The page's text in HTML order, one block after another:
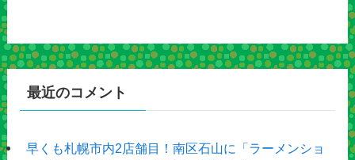
最近のコメント
早くも札幌市内2店舗目！南区石山に「ラーメンショ